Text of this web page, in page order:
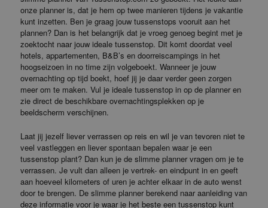
onze planner is, dat je hem op twee manieren tijdens je vakantie
kunt inzetten. Ben je graag jouw tussenstops vooruit aan het
plannen? Dan is het belangrijk dat je vroeg genoeg begint met je
zoektocht naar jouw ideale tussenstop. Dit komt doordat veel
hotels, appartementen, B&B’s en doorreiscampings in het
hoogseizoen in no time zijn volgeboekt. Wanneer je jouw
overnachting op tijd boekt, hoef jij je daar verder geen zorgen
meer om te maken. Vul je ideale tussenstop in op de planner en
zie direct de beschikbare overnachtingsplekken op je
beeldscherm verschijnen.
Laat jij jezelf liever verrassen op reis en wil je van tevoren niet te
veel vastleggen en liever spontaan bepalen waar je een
tussenstop plant? Dan kun je de slimme planner vragen om je te
verrassen. Je vult dan alleen je vertrek- en eindpunt in en geeft
aan hoeveel kilometers of uren je achter elkaar in de auto wenst
door te brengen. De slimme planner berekend naar aanleiding van
deze informatie voor je waar je het beste een tussenstop kunt